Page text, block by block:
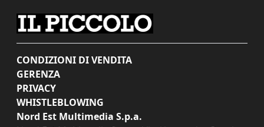
CONDIZIONI DI VENDITA
GERENZA
PRIVACY
WHISTLEBLOWING
Nord Est Multimedia S.p.a.